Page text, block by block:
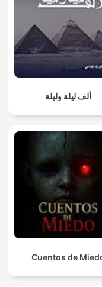
ألف ليلة وليلة
Cuentos de